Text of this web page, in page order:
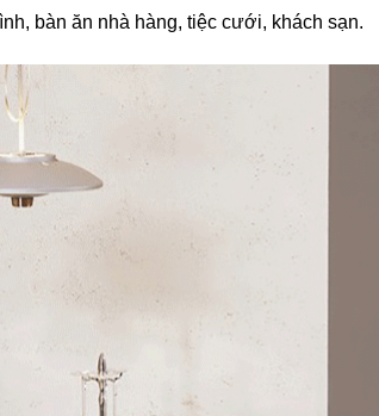
bàn ăn nhà hàng, tiệc cưới, khách sạn.